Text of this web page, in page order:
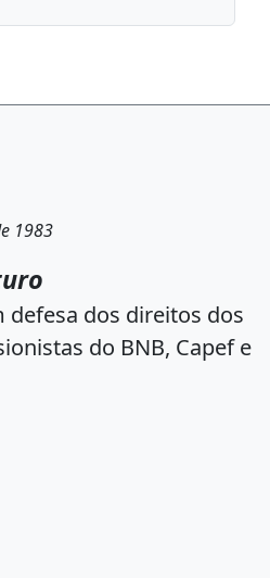
1983
defesa dos direitos dos
do BNB, Capef e